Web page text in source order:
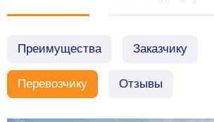
Преимущества Заказчику
Перевозчику Отзывы